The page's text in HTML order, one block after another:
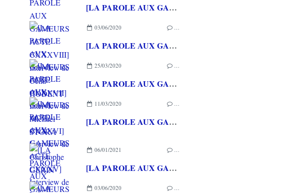
[LA PAROLE AUX GAMEURS ACTE CXXXVIII] Interview de Célia HODENT
03/06/2020 …
[LA PAROLE AUX GAMEURS ACTE CXXXVII] Interview de Michael STORA
25/03/2020 …
[LA PAROLE AUX GAMEURS ACTE CXXXVI] Interview de Christophe GERIN
11/03/2020 …
[LA PAROLE AUX GAMEURS ACTE CXXXV] Interview de Loup LASSINAT-FOUBERT / Alexleserveur
06/01/2021 …
[LA PAROLE AUX GAMEURS ACTE CXXXVIII] Interview de Célia HODENT
03/06/2020 …